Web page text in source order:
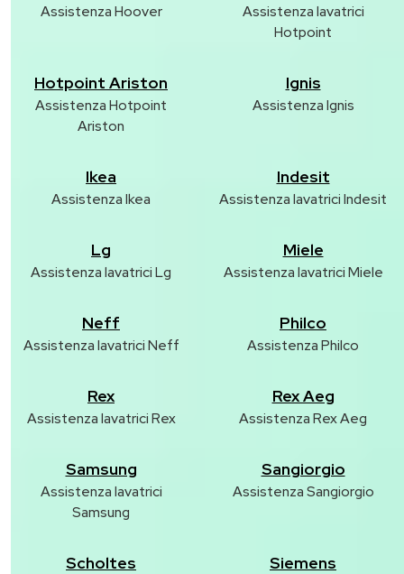
Assistenza Hoover
Assistenza lavatrici
Hotpoint
Hotpoint Ariston
Assistenza Hotpoint
Ariston
Ignis
Assistenza Ignis
Ikea
Assistenza Ikea
Indesit
Assistenza lavatrici Indesit
Lg
Assistenza lavatrici Lg
Miele
Assistenza lavatrici Miele
Neff
Assistenza lavatrici Neff
Philco
Assistenza Philco
Rex
Assistenza lavatrici Rex
Rex Aeg
Assistenza Rex Aeg
Samsung
Assistenza lavatrici
Samsung
Sangiorgio
Assistenza Sangiorgio
Scholtes Siemens